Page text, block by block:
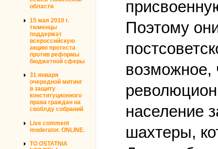
области
15 мая 2010 г.
тюменцы
поддержат
всероссийскую
акцию протеста
против реформы
бюджетной сферы
31 января
очередной митинг
в защиту
конституционного
права граждан на
своблду собраний
Live comment
moderator. ONLINE.
TO OSTATNIA
Поэтому
возможное,
население
шахтеры,